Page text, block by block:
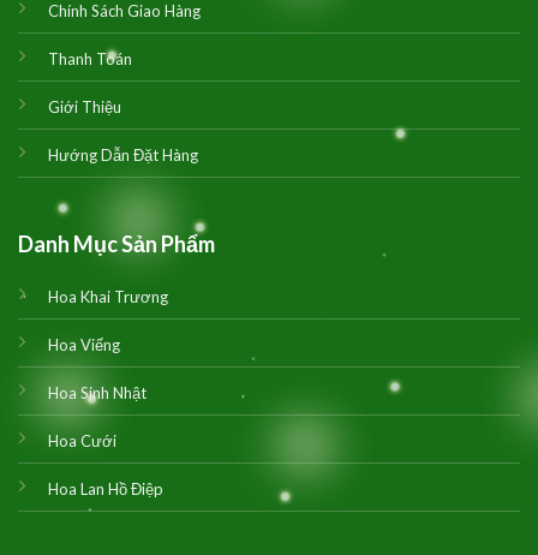
Chính Sách Giao Hàng
Thanh Toán
Giới Thiệu
Hướng Dẫn Đặt Hàng
Danh Mục Sản Phẩm
Hoa Khai Trương
Hoa Viếng
Hoa Sinh Nhật
Hoa Cưới
Hoa Lan Hồ Điệp